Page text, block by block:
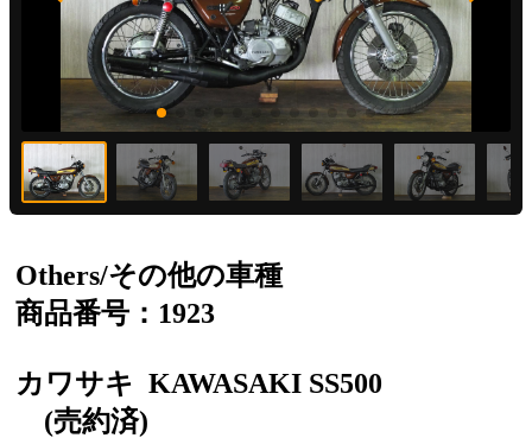
Others/その他の車種
商品番号：1923
カワサキ KAWASAKI SS500
(売約済)